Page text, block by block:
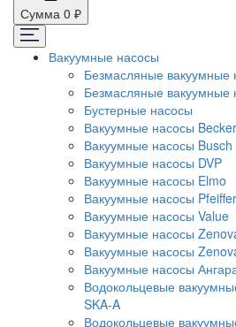
Сумма 0 ₽
Вакуумные насосы
Безмасляные вакуумные
Безмасляные вакуумные
Бустерные насосы
Вакуумные насосы Becker
Вакуумные насосы Busch
Вакуумные насосы DVP
Вакуумные насосы Elmo
Вакуумные насосы Pfeiffer
Вакуумные насосы Value
Вакуумные насосы
Вакуумные насосы
Вакуумные насосы
Водокольцевые
SKA-A
Водокольцевые